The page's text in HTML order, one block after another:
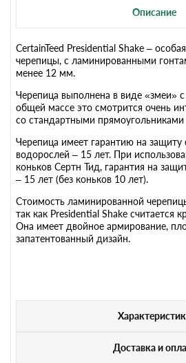
Описание
CertainTeed Presidential Shake –
черепицы, с ламинированными
менее 12 мм.
Черепица выполнена в виде «змеи»
общей массе это смотрится очень
со стандартными
Черепица имеет гарантию на защиту
водорослей – 15 лет. При
коньков Сертн Тид, гарантия на
– 15 лет (без коньков 10 лет).
Стоимость ламинированной
так как Presidential Shake считается
Она имеет двойное армирование,
запатентованный дизайн.
Доставка и